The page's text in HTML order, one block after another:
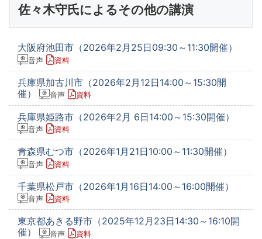
佐々木守氏によるその他の講演
大阪府池田市（2026年2月25日09:30～11:30開催）
音声 資料
兵庫県加古川市（2026年2月12日14:00～15:30開
催）
音声 資料
兵庫県姫路市（2026年2月 6日14:00～15:30開催）
音声 資料
青森県むつ市（2026年1月21日10:00～11:30開催）
音声 資料
千葉県松戸市（2026年1月16日14:00～16:00開催）
音声 資料
東京都あきる野市（2025年12月23日14:30～16:10開
催）
音声 資料